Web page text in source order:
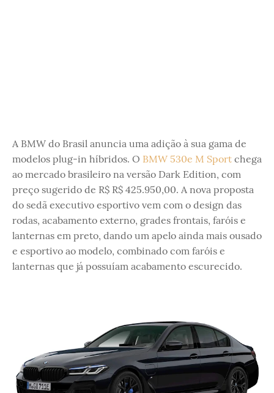
A BMW do Brasil anuncia uma adição à sua gama de
modelos plug-in híbridos. O BMW 530e M Sport chega
ao mercado brasileiro na versão Dark Edition, com
preço sugerido de R$ R$ 425.950,00. A nova proposta
do sedã executivo esportivo vem com o design das
rodas, acabamento externo, grades frontais, faróis e
lanternas em preto, dando um apelo ainda mais ousado
e esportivo ao modelo, combinado com faróis e
lanternas que já possuíam acabamento escurecido.